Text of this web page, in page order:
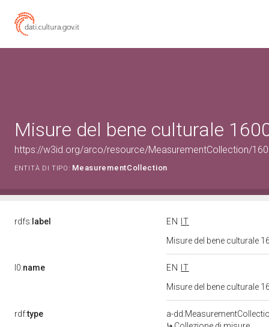
Misure del bene culturale
https://w3id.org/arco/resource/MeasurementCollection/
ENTITÀ DI TIPO: MeasurementCollection
rdfs: label EN
IT
Misure del bene culturale
l0:name EN
IT
Misure del bene culturale
rdf:type
a-